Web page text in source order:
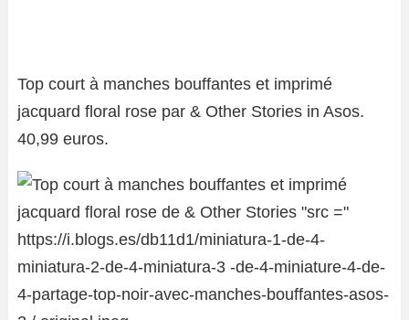
Top court à manches bouffantes et imprimé
jacquard floral rose par & Other Stories in Asos.
40,99 euros.